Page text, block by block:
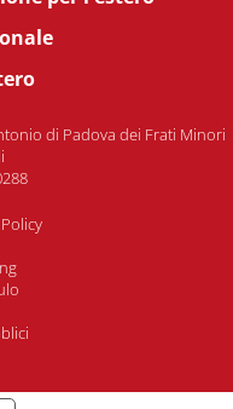
di Padova dei Frati Minori